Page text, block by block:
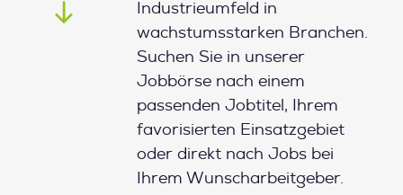
Industrieumfeld in
wachstumsstarken Branchen.
Suchen Sie in unserer
Jobbörse nach einem
passenden Jobtitel, Ihrem
favorisierten Einsatzgebiet
oder direkt nach Jobs bei
Ihrem Wunscharbeitgeber.